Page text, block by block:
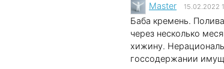
Master 15.02.2022
Баба кремень.
через несколько
хижину.
госсодержании